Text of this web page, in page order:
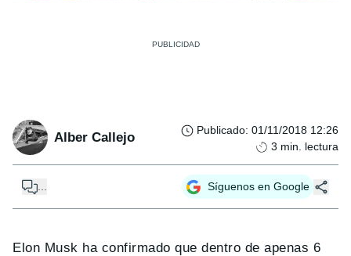
Alber Callejo Publicado: 01/11/2018 12:26
3 min. lectura
... Síguenos en Google
Elon Musk ha confirmado que dentro de apenas 6